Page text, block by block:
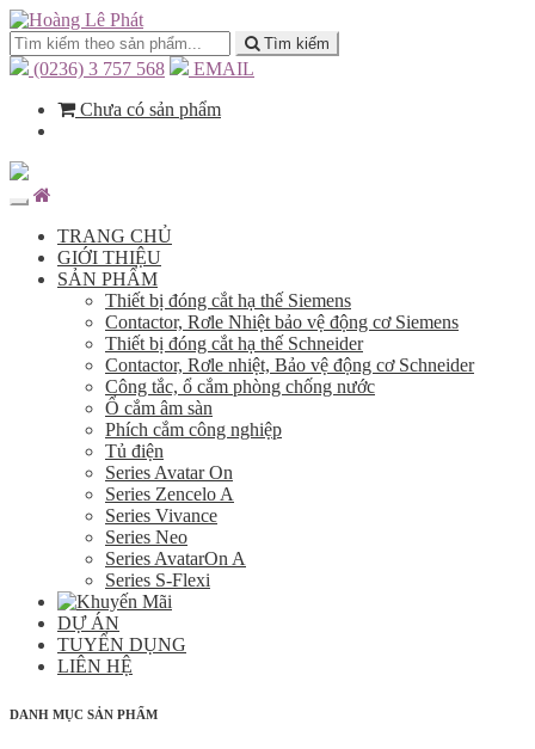
Tìm kiếm
(0236) 3 757 568
EMAIL
Chưa có sản phẩm
TRANG CHỦ
GIỚI THIỆU
SẢN PHẨM
Thiết bị đóng cắt hạ thế Siemens
Contactor, Rơle Nhiệt bảo vệ động cơ Siemens
Thiết bị đóng cắt hạ thế Schneider
Contactor, Rơle nhiệt, Bảo vệ động cơ Schneider
Công tắc, ổ cắm phòng chống nước
Ổ cắm âm sàn
Phích cắm công nghiệp
Tủ điện
Series Avatar On
Series Zencelo A
Series Vivance
Series Neo
Series AvatarOn A
Series S-Flexi
DỰ ÁN
TUYỂN DỤNG
LIÊN HỆ
DANH MỤC SẢN PHẨM